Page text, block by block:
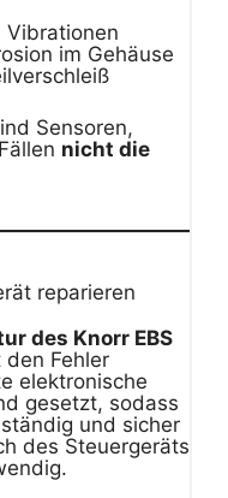
Vibrationen
im Gehäuse
Sensoren,
nicht die
reparieren
des Knorr EBS
Fehler
elektronische
gesetzt, sodass
und sicher
des Steuergeräts